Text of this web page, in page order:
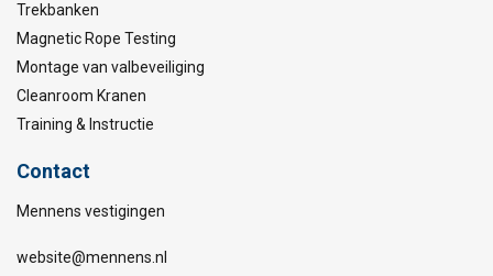
Waarschuwing:
Trekbanken
Magnetic Rope Testing
Montage van valbeveiliging
Cleanroom Kranen
Training & Instructie
Contact
Mennens vestigingen
website@mennens.nl